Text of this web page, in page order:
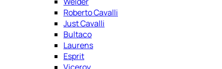
Roberto Cavalli
Just Cavalli
Bultaco
Laurens
Esprit